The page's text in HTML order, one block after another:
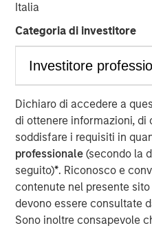
Italia
Categoria di investitore
Dichiaro di accedere a
di ottenere informazioni, di
soddisfare i requisiti in
professionale(secondo la
seguito)*. Riconosco e
contenute nel presente
devono essere consultate
Sono inoltre consapevole
engagement software to
more than half of the top
December 2015,
backed HighQ in a
company’s growth, drive
headquartered in London
Germany, the Netherlands,
HighQ represented a
Capital to partner with the
a leading collaboration
first and only institutional
worked closely with HighQ